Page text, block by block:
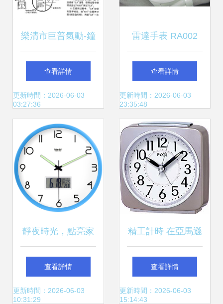
樂清市巨普氣動-鐘
表 MR-10C車床多
功能儀表 價格、廠
家、圖片與功能介
查看詳情
更新時間：2026-06-03
03:27:36
雷達手表 RA002
產品介紹 | 廣州站
西手表批發網
查看詳情
更新時間：2026-06-03
23:35:48
靜夜時光，點亮家
居藝術 麥丁607夜
光黃日歷掛鐘評測
查看詳情
更新時間：2026-06-03
10:31:29
精工計時 在亞馬遜
探索日本制表的匠
心傳承
查看詳情
更新時間：2026-06-03
15:14:43